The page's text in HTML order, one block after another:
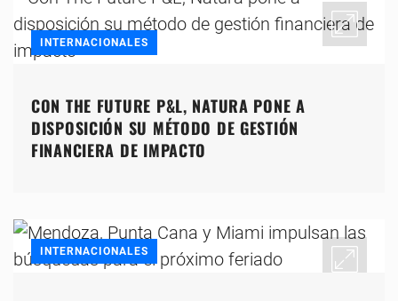
INTERNACIONALES
CON THE FUTURE P&L, NATURA PONE A
DISPOSICIÓN SU MÉTODO DE GESTIÓN
FINANCIERA DE IMPACTO
INTERNACIONALES